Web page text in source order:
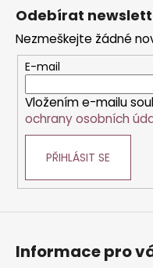
b
u
j
e
e
n
j
í
?
Odebírat
Nezmeškejte žádné
E-mail
Vložením e-mailu
ochrany osobních
PŘIHLÁSIT SE
Informace pro